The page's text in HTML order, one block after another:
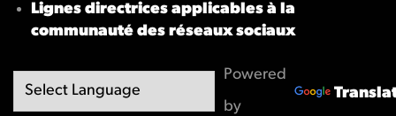
Lignes directrices applicables à la
communauté des réseaux sociaux
Powered
by